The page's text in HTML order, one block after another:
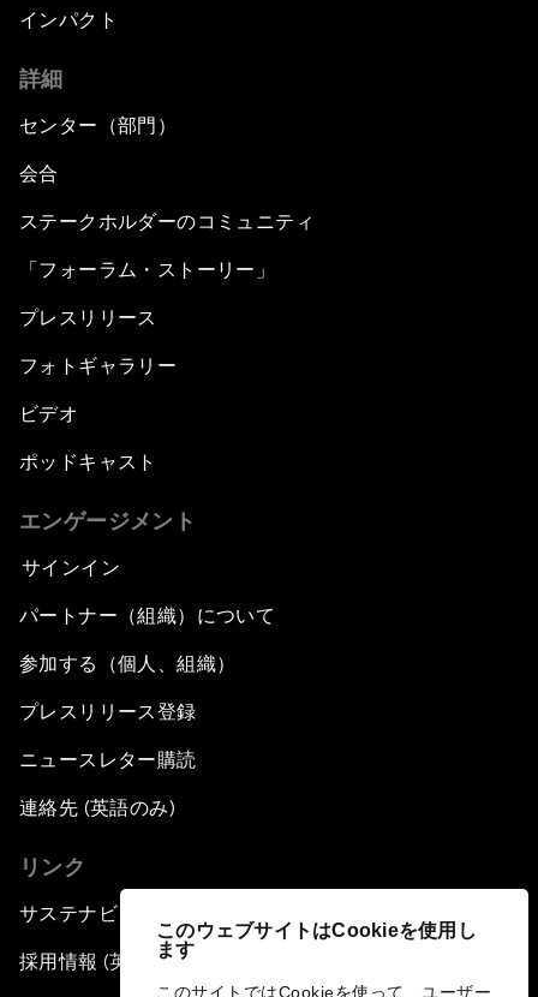
このウェブサイトはCookieを使用し
ます
このサイトではCookieを使って、ユーザー
インパクト
詳細
センター（部門）
会合
ステークホルダーのコミュニティ
「フォーラム・ストーリー」
プレスリリース
フォトギャラリー
ビデオ
ポッドキャスト
エンゲージメント
サインイン
パートナー（組織）について
参加する（個人、組織）
プレスリリース登録
ニュースレター購読
連絡先 (英語のみ)
リンク
サステナビリティへの取り組み
採用情報 (英語のみ)